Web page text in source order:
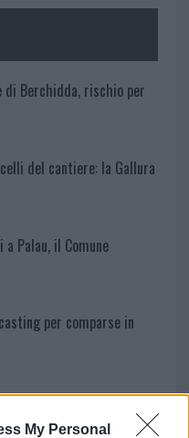
My Personal
di Berchidda, rischio per
del cantiere: la Gallura
Palau, il Comune
per comparse in
la grande sfida della vela